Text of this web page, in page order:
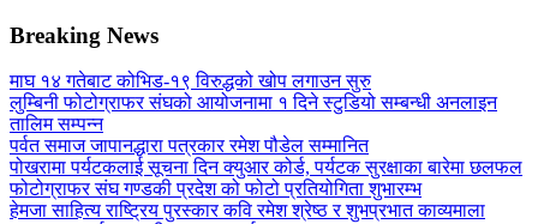
Breaking News
माघ १४ गतेबाट कोभिड-१९ विरुद्धको खोप लगाउन सुरु
लुम्बिनी फोटोग्राफर संघको आयोजनामा १ दिने स्टुडियो सम्बन्धी अनलाइन
तालिम सम्पन्न
पर्वत समाज जापानद्धारा पत्रकार रमेश पौडेल सम्मानित
पोखरामा पर्यटकलाई सूचना दिन क्युआर कोर्ड, पर्यटक सुरक्षाका बारेमा छलफल
फोटोग्राफर संघ गण्डकी प्रदेश को फोटो प्रतियोगिता शुभारम्भ
हेमजा साहित्य राष्ट्रिय पुरस्कार कवि रमेश श्रेष्ठ र शुभप्रभात काव्यमाला